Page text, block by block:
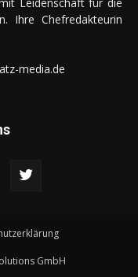
Ihre Chefredakteurin
media.de
GmbH